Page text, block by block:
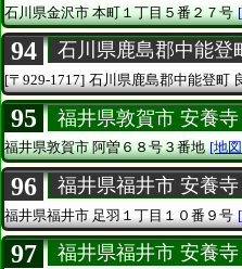
石川県金沢市本町１丁目５番２７号
94 石川県鹿島郡中能登
[〒929-1717] 石川県鹿島郡中能登町
95 福井県敦賀市 安養寺
福井県敦賀市阿曽６８号３番地 [地
96 福井県福井市 安養寺
福井県福井市 足羽１丁目１０番９号
97 福井県福井市 安養寺